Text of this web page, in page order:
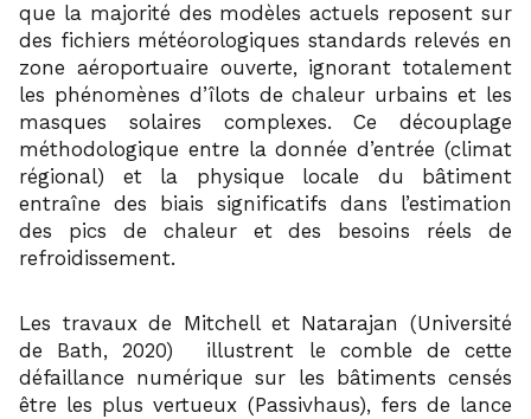
que la majorité des modèles actuels reposent sur
des fichiers météorologiques standards relevés en
zone aéroportuaire ouverte, ignorant totalement
les phénomènes d’îlots de chaleur urbains et les
masques solaires complexes. Ce découplage
méthodologique entre la donnée d’entrée (climat
régional) et la physique locale du bâtiment
entraîne des biais significatifs dans l’estimation
des pics de chaleur et des besoins réels de
refroidissement.
Les travaux de Mitchell et Natarajan (Université
de Bath, 2020)
illustrent le comble de cette
défaillance numérique sur les bâtiments censés
être les plus vertueux (Passivhaus), fers de lance